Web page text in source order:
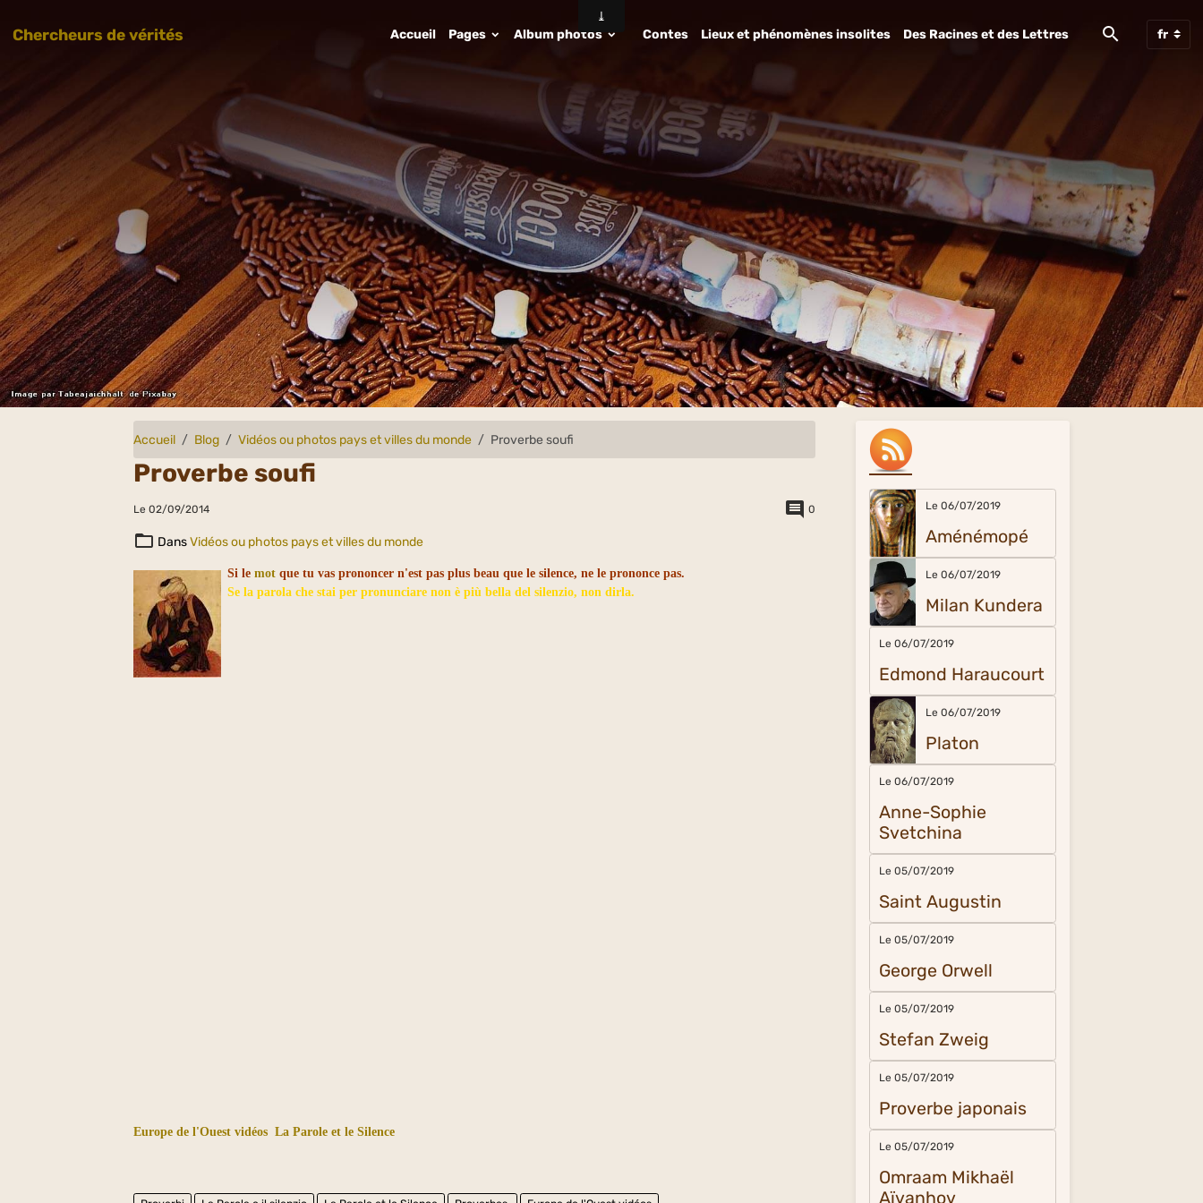
Chercheurs de vérités Accueil Pages Album photos Contes Lieux et phénomènes insolites Des Racines et des Lettres
Accueil Blog Vidéos ou photos pays et villes du monde Proverbe soufi
Proverbe soufi
Le 02/09/2014 0
DansVidéos ou photos pays et villes du monde
Si lemot que tu vas prononcer n'est pas plus beau que le silence, ne le prononce pas.
Se la parola che stai per pronunciare non è più bella del silenzio, non dirla.
Europe de l'Ouest vidéos La Parole et le Silence
Le 06/07/2019
Aménémopé
Le 06/07/2019
Milan Kundera
Le 06/07/2019
Edmond Haraucourt
Le 06/07/2019
Platon
Le 06/07/2019
Anne-Sophie
Svetchina
Le 05/07/2019
Saint Augustin
Le 05/07/2019
George Orwell
Le 05/07/2019
Stefan Zweig
Le 05/07/2019
Proverbe japonais
Le 05/07/2019
Omraam Mikhaël
Aïvanhov